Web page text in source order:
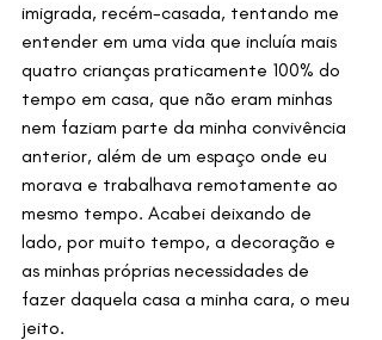
imigrada, recém-casada, tentando me
entender em uma vida que incluía mais
quatro crianças praticamente 100% do
tempo em casa, que não eram minhas
nem faziam parte da minha convivência
anterior, além de um espaço onde eu
morava e trabalhava remotamente ao
mesmo tempo. Acabei deixando de
lado, por muito tempo, a decoração e
as minhas próprias necessidades de
fazer daquela casa a minha cara, o meu
jeito.